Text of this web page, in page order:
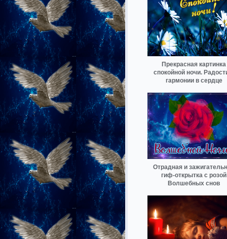
Прекрасная картинка
спокойной ночи.
гармонии в сердце
Отрадная и
гиф-открытка с розой
Волшебных снов